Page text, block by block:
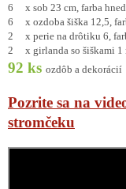
6 x sob 23 cm, farba
6 x ozdoba šiška 12,5,
2 x perie na drôtiku 6,
2 x girlanda so šiškami 1
92 ks ozdôb a dekorácií
Pozrite sa na
stromčeku